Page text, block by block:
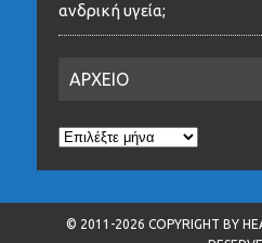
ανδρική υγεία;
ΑΡΧΕΙΟ
ΑΡΧΕΙΟ
© 2011-2026 COPYRIGHT BY